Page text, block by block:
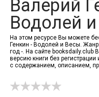
Валерий
Водолей
На этом ресурсе Вы можете
Генкин - Водолей и Весы.
год -. На сайте booksdaily.club
версию книги без
с содержанием, описанием,